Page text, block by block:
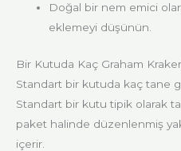
Doğal bir nem emici
eklemeyi düşünün.
Bir Kutuda Kaç Graham
Standart bir kutuda kaç tane
Standart bir kutu tipik olarak
paket halinde düzenlenmiş
içerir.